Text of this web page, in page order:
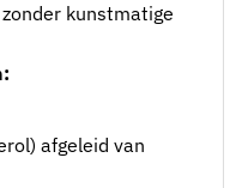
kunstmatige
afgeleid van